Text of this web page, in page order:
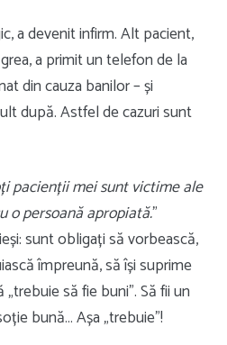
a devenit infirm. Alt pacient,
a primit un telefon de la
din cauza banilor – și
după. Astfel de cazuri sunt
pacienții mei sunt victime ale
o persoană apropiată.”
sunt obligați să vorbească,
împreună, să își suprime
să fie buni”. Să fii un
bună… Așa „trebuie”!